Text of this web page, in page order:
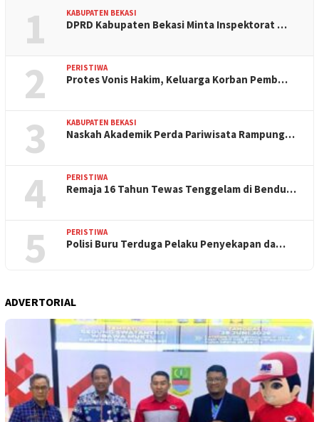
1 KABUPATEN BEKASI
DPRD Kabupaten Bekasi Minta Inspektorat …
2 PERISTIWA
Protes Vonis Hakim, Keluarga Korban Pemb…
3 KABUPATEN BEKASI
Naskah Akademik Perda Pariwisata Rampung…
4 PERISTIWA
Remaja 16 Tahun Tewas Tenggelam di Bendu…
5 PERISTIWA
Polisi Buru Terduga Pelaku Penyekapan da…
ADVERTORIAL